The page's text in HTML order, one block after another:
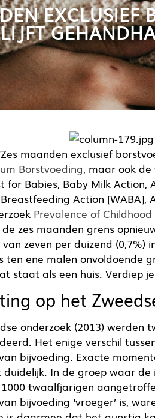
EXCLUSIEF
maanden exclusief
Borstvoeding, maar ook de
for Babies, Baby Milk
Action [WABA],
Prevalence of
zes maanden grens
van zeven per duizend
ten ene malen onvoldoende
staat als een huis. Verdiep
op het
onderzoek (2013) werden
Het enige verschil
bijvoeding. Exacte
In de groep waar de
twaalfjarigen
bijvoeding ‘vroeger’ is,